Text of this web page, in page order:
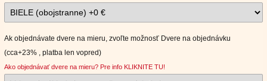
Ak objednávate dvere na mieru, zvoľte možnosť Dvere na objednávku
(cca+23% , platba len vopred)
Ako objednávať dvere na mieru? Pre info KLIKNITE TU!